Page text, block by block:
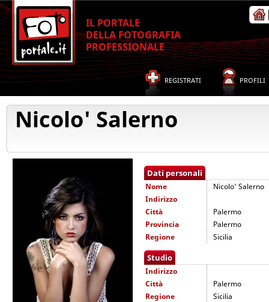
IL PORTALE
DELLA FOTOGRAFIA
PROFESSIONALE
REGISTRATI PROFILI
Nicolo' Salerno
Dati personali
Nome
Nicolo' Salerno
Indirizzo
Città
Palermo
Provincia
Palermo
Regione
Sicilia
Studio
Indirizzo
Città
Palermo
Regione
Sicilia